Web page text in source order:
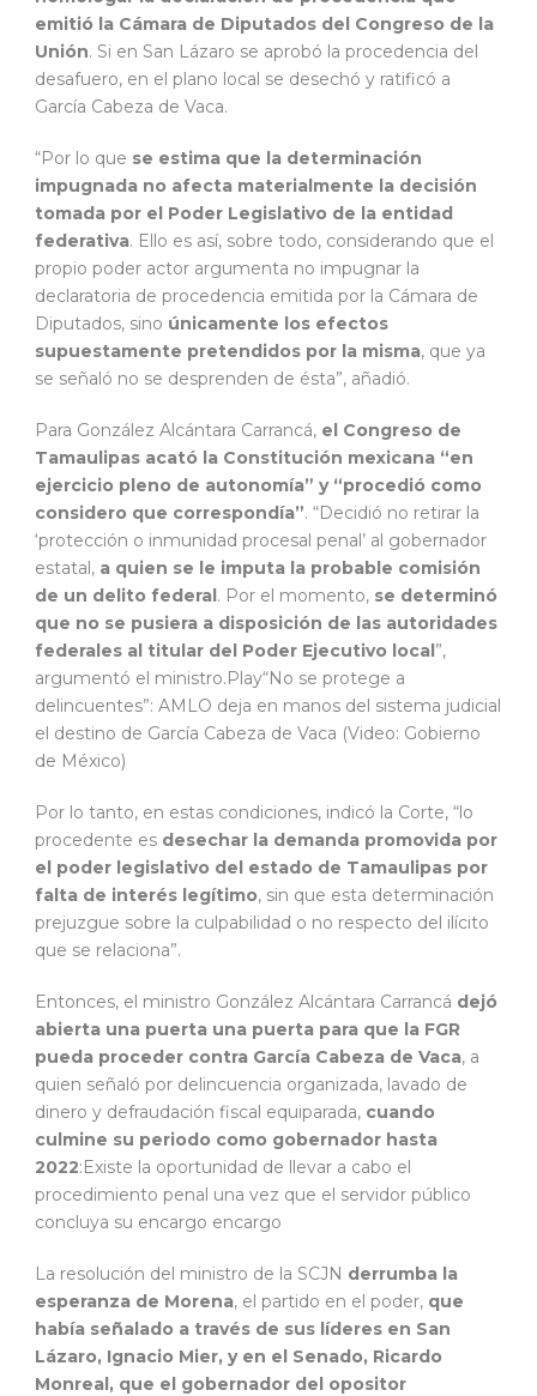
emitió la Cámara de Diputados del Congreso de la
Unión. Si en San Lázaro se aprobó la procedencia del
desafuero, en el plano local se desechó y ratificó a
García Cabeza de Vaca.
“Por lo que se estima que la determinación
impugnada no afecta materialmente la decisión
tomada por el Poder Legislativo de la entidad
federativa. Ello es así, sobre todo, considerando que el
propio poder actor argumenta no impugnar la
declaratoria de procedencia emitida por la Cámara de
Diputados, sino únicamente los efectos
supuestamente pretendidos por la misma, que ya
se señaló no se desprenden de ésta”, añadió.
Para González Alcántara Carrancá, el Congreso de
Tamaulipas acató la Constitución mexicana “en
ejercicio pleno de autonomía” y “procedió como
considero que correspondía”. “Decidió no retirar la
‘protección o inmunidad procesal penal’ al gobernador
estatal, a quien se le imputa la probable comisión
de un delito federal. Por el momento, se determinó
que no se pusiera a disposición de las autoridades
federales al titular del Poder Ejecutivo local”,
argumentó el ministro.Play“No se protege a
delincuentes”: AMLO deja en manos del sistema judicial
el destino de García Cabeza de Vaca (Video: Gobierno
de México)
Por lo tanto, en estas condiciones, indicó la Corte, “lo
procedente es desechar la demanda promovida por
el poder legislativo del estado de Tamaulipas por
falta de interés legítimo, sin que esta determinación
prejuzgue sobre la culpabilidad o no respecto del ilícito
que se relaciona”.
Entonces, el ministro González Alcántara Carrancá dejó
abierta una puerta una puerta para que la FGR
pueda proceder contra García Cabeza de Vaca, a
quien señaló por delincuencia organizada, lavado de
dinero y defraudación fiscal equiparada, cuando
culmine su periodo como gobernador hasta
2022:Existe la oportunidad de llevar a cabo el
procedimiento penal una vez que el servidor público
concluya su encargo encargo
La resolución del ministro de la SCJN derrumba la
esperanza de Morena, el partido en el poder, que
había señalado a través de sus líderes en San
Lázaro, Ignacio Mier, y en el Senado, Ricardo
Monreal, que el gobernador del opositor